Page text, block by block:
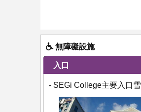
無障礙設施
入口
- SEGi College主要入口